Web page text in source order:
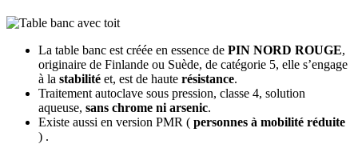
La table banc est créée en essence de PIN NORD ROUGE,
originaire de Finlande ou Suède, de catégorie 5, elle s’engage
à la stabilité et, est de haute résistance.
Traitement autoclave sous pression, classe 4, solution
aqueuse, sans chrome ni arsenic.
Existe aussi en version PMR ( personnes à mobilité réduite
) .